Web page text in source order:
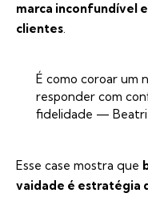
marca inconfundível
clientes.
É como coroar um
responder com
fidelidade —
Esse case mostra que
vaidade é estratégia